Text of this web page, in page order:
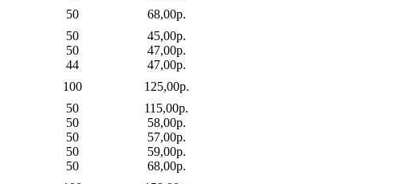
50
68,00р.
50
45,00р.
50
47,00р.
44
47,00р.
100
125,00р.
50
115,00р.
50
58,00р.
50
57,00р.
50
59,00р.
50
68,00р.